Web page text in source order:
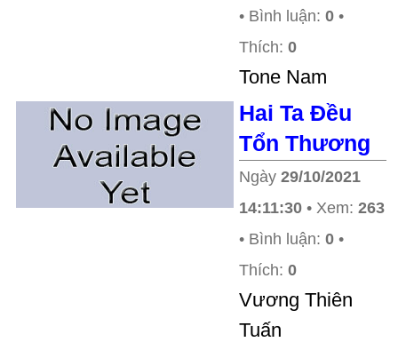
• Bình luận: 0 •
Thích: 0
Tone Nam
Hai Ta Đều
Tổn Thương
Ngày 29/10/2021
14:11:30 • Xem: 263
• Bình luận: 0 •
Thích: 0
Vương Thiên
Tuấn